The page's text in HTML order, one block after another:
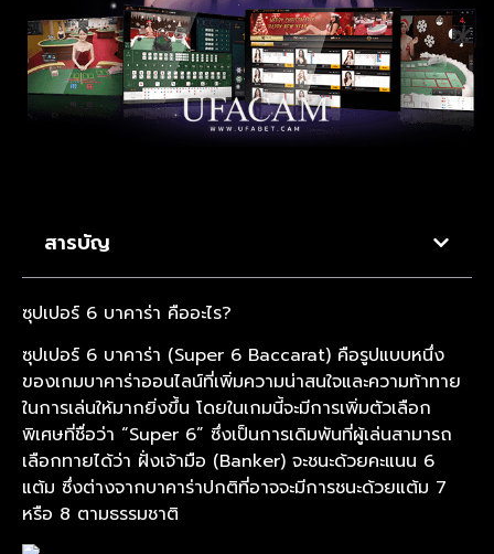
สารบัญ
ซุปเปอร์ 6 บาคาร่า คืออะไร?
ซุปเปอร์ 6 บาคาร่า (Super 6 Baccarat) คือรูปแบบหนึ่ง
ของเกมบาคาร่าออนไลน์ที่เพิ่มความน่าสนใจและความท้าทาย
ในการเล่นให้มากยิ่งขึ้น โดยในเกมนี้จะมีการเพิ่มตัวเลือก
พิเศษที่ชื่อว่า “Super 6” ซึ่งเป็นการเดิมพันที่ผู้เล่นสามารถ
เลือกทายได้ว่า ฝั่งเจ้ามือ (Banker) จะชนะด้วยคะแนน 6
แต้ม ซึ่งต่างจากบาคาร่าปกติที่อาจจะมีการชนะด้วยแต้ม 7
หรือ 8 ตามธรรมชาติ